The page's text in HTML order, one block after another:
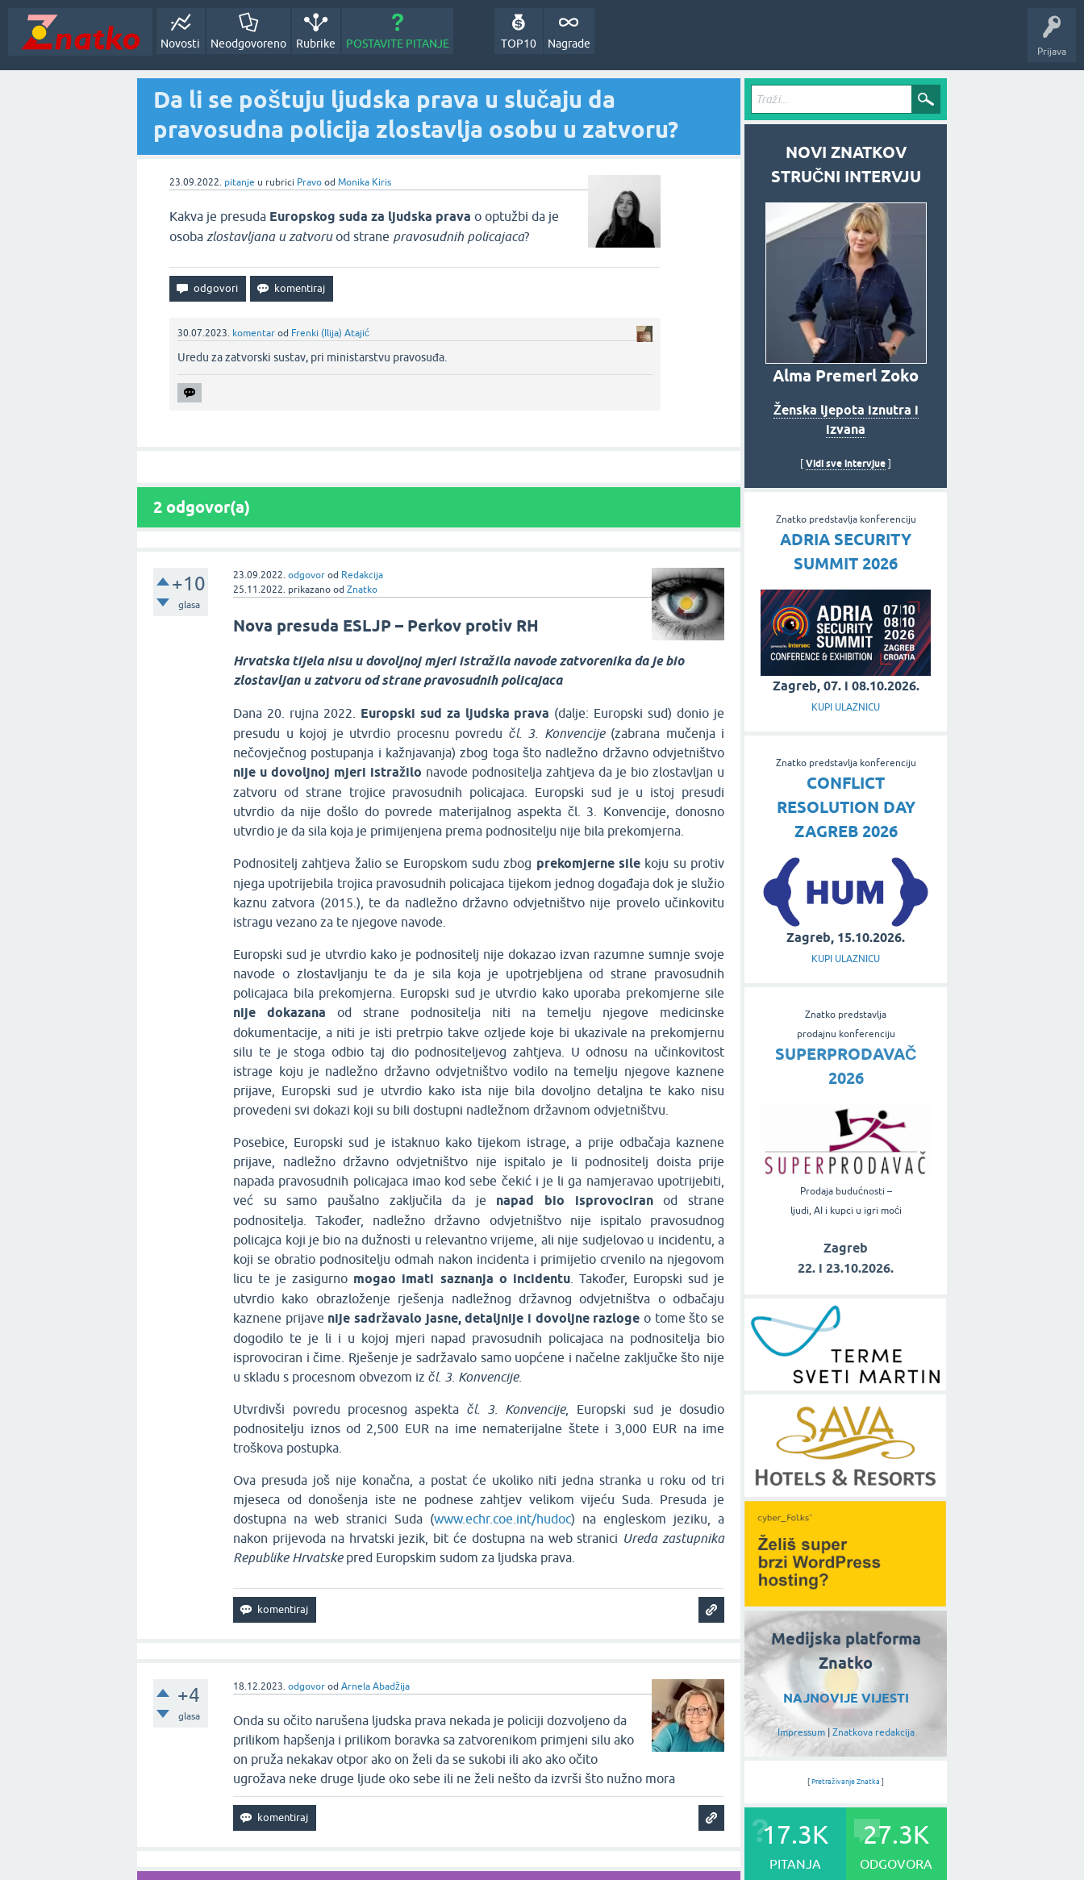
Prijava
Novosti Neodgovoreno Rubrike POSTAVITE PITANJE Nagrade
TOP10
Da li se poštuju ljudska prava u slučaju da
pravosudna policija zlostavlja osobu u zatvoru?
23.09.2022. pitanje u rubrici Pravo od Monika Kiris
Kakva je presuda Europskog suda za ljudska prava o optužbi da je
osoba zlostavljana u zatvoruod strane pravosudnih policajaca?
30.07.2023. komentar od Frenki (Ilija) Atajić
Uredu za zatvorski sustav, pri ministarstvu pravosuđa.‌
2 odgovor(a)
+10
glasa
23.09.2022. odgovor od Redakcija
25.11.2022. prikazano odZnatko
Nova presuda ESLJP – Perkov protiv RH
Hrvatska tijela nisu u dovoljnoj mjeri istražila navode zatvorenika da je bio
zlostavljan u zatvoru od strane pravosudnih policajaca
Dana 20. rujna 2022. Europski sud za ljudska prava (dalje: Europski sud) donio je
presudu u kojoj je utvrdio procesnu povredu čl. 3. Konvencije (zabrana mučenja i
nečovječnog postupanja i kažnjavanja) zbog toga što nadležno državno odvjetništvo
nije u dovoljnoj mjeri istražilo navode podnositelja zahtjeva da je bio zlostavljan u
zatvoru od strane trojice pravosudnih policajaca. Europski sud je u istoj presudi
utvrdio da nije došlo do povrede materijalnog aspekta čl. 3. Konvencije, donosno
utvrdio je da sila koja je primijenjena prema podnositelju nije bila prekomjerna.
Podnositelj zahtjeva žalio se Europskom sudu zbog prekomjerne sile koju su protiv
njega upotrijebila trojica pravosudnih policajaca tijekom jednog događaja dok je služio
kaznu zatvora (2015.), te da nadležno državno odvjetništvo nije provelo učinkovitu
istragu vezano za te njegove navode.
Europski sud je utvrdio kako je podnositelj nije dokazao izvan razumne sumnje svoje
navode o zlostavljanju te da je sila koja je upotrjebljena od strane pravosudnih
policajaca bila prekomjerna. Europski sud je utvrdio kako uporaba prekomjerne sile
nije dokazana od strane podnositelja niti na temelju njegove medicinske
dokumentacije, a niti je isti pretrpio takve ozljede koje bi ukazivale na prekomjernu
silu te je stoga odbio taj dio podnositeljevog zahtjeva. U odnosu na učinkovitost
istrage koju je nadležno državno odvjetništvo vodilo na temelju njegove kaznene
prijave, Europski sud je utvrdio kako ista nije bila dovoljno detaljna te kako nisu
provedeni svi dokazi koji su bili dostupni nadležnom državnom odvjetništvu.
Posebice, Europski sud je istaknuo kako tijekom istrage, a prije odbačaja kaznene
prijave, nadležno državno odvjetništvo nije ispitalo je li podnositelj doista prije
napada pravosudnih policajaca imao kod sebe čekić i je li ga namjeravao upotrijebiti,
već su samo paušalno zaključila da je napad bio isprovociranod strane
podnositelja. Također, nadležno državno odvjetništvo nije ispitalo pravosudnog
policajca koji je bio na dužnosti u relevantno vrijeme, ali nije sudjelovao u incidentu, a
koji se obratio podnositelju odmah nakon incidenta i primijetio crvenilo na njegovom
licu te je zasigurno mogao imati saznanja o incidentu. Također, Europski sud je
utvrdio kako obrazloženje rješenja nadležnog državnog odvjetništva o odbačaju
kaznene prijave nije sadržavalo jasne, detaljnije i dovoljne razloge o tome što se
dogodilo te je li i u kojoj mjeri napad pravosudnih policajaca na podnositelja bio
isprovociran i čime. Rješenje je sadržavalo samo uopćene i načelne zaključke što nije
u skladu s procesnom obvezom izčl. 3. Konvencije.
Utvrdivši povredu procesnog aspekta čl. 3. Konvencije, Europski sud je dosudio
podnositelju iznos od 2,500 EUR na ime nematerijalne štete i 3,000 EUR na ime
troškova postupka.
Ova presuda još nije konačna, a postat će ukoliko niti jedna stranka u roku od tri
mjeseca od donošenja iste ne podnese zahtjev velikom vijeću Suda. Presuda je
dostupna na web stranici Suda (www.echr.coe.int/hudoc) na engleskom jeziku, a
nakon prijevoda na hrvatski jezik, bit će dostupna na web stranici Ureda zastupnika
Republike Hrvatske pred Europskim sudom za ljudska prava.
+4
glasa
18.12.2023. odgovor odArnela Abadžija
Onda su očito narušena ljudska prava nekada je policiji dozvoljeno da
prilikom hapšenja i prilikom boravka sa zatvorenikom primjeni silu ako
on pruža nekakav otpor ako on želi da se sukobi ili ako ako očito
ugrožava neke druge ljude oko sebe ili ne želi nešto da izvrši što nužno mora
NOVI ZNATKOV
STRUČNI INTERVJU
Alma Premerl Zoko
Ženska ljepota iznutra i
izvana
Vidi sve intervjue
Znatko predstavlja konferenciju
ADRIA SECURITY
SUMMIT 2026
Zagreb, 07. i 08.10.2026.
KUPI ULAZNICU
Znatko predstavlja konferenciju
CONFLICT
RESOLUTION DAY
ZAGREB 2026
Zagreb, 15.10.2026.
KUPI ULAZNICU
Znatko predstavlja
prodajnu konferenciju
SUPERPRODAVAČ
2026
Prodaja budućnosti –
ljudi, AI i kupci u igri moći
Zagreb
22. i 23.10.2026.
Medijska platforma
Znatko
NAJNOVIJE VIJESTI
Impressum| Znatkova redakcija
[ Pretraživanje Znatka ]
17.3K
PITANJA
27.3K
ODGOVORA